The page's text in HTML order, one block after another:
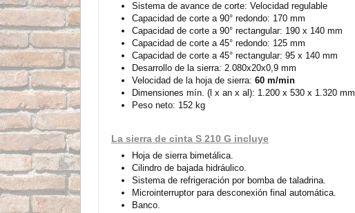
Sistema de avance de corte: Velocidad regulable
Capacidad de corte a 90° redondo: 170 mm
Capacidad de corte a 90° rectangular: 190 x 140 mm
Capacidad de corte a 45° redondo: 125 mm
Capacidad de corte a 45° rectangular: 95 x 140 mm
Desarrollo de la sierra: 2.080x20x0,9 mm
Velocidad de la hoja de sierra: 60 m/min
Dimensiones mín. (l x an x al): 1.200 x 530 x 1.320 mm
Peso neto: 152 kg
La sierra de cinta S 210 G incluye
Hoja de sierra bimetálica.
Cilindro de bajada hidráulico.
Sistema de refrigeración por bomba de taladrina.
Microinterruptor para desconexión final automática.
Banco.